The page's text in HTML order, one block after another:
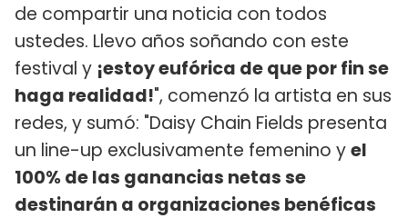
de compartir una noticia con todos
ustedes. Llevo años soñando con este
festival y ¡estoy eufórica de que por fin se
haga realidad!", comenzó la artista en sus
redes, y sumó: "Daisy Chain Fields presenta
un line-up exclusivamente femenino yel
100% de las ganancias netas se
destinarán a organizaciones benéficas